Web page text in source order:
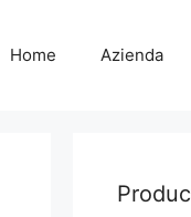
Home Azienda